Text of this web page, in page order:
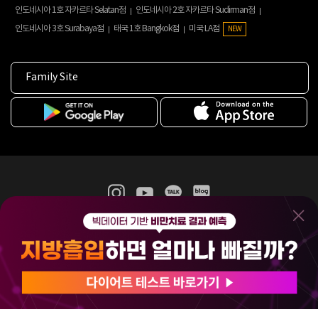
인도네시아 1호 자카르타 Selatan점
인도네시아 2호 자카르타 Sudirman점
인도네시아 3호 Surabaya점
태국 1호 Bangkok점 미국 LA점 NEW
Family Site
365mc 병·의원 이용약관
홈페이지 이용약관
비급여진료수가
(주)365mcㅣ서울특별시 서초구 서초대로52길 7, 3~4층(서초동, 제일빌딩)
120-87-04354ㅣ김남철
COPYRIGHT(C) 2025 365mc. ALL RIGHTS RESERVED.